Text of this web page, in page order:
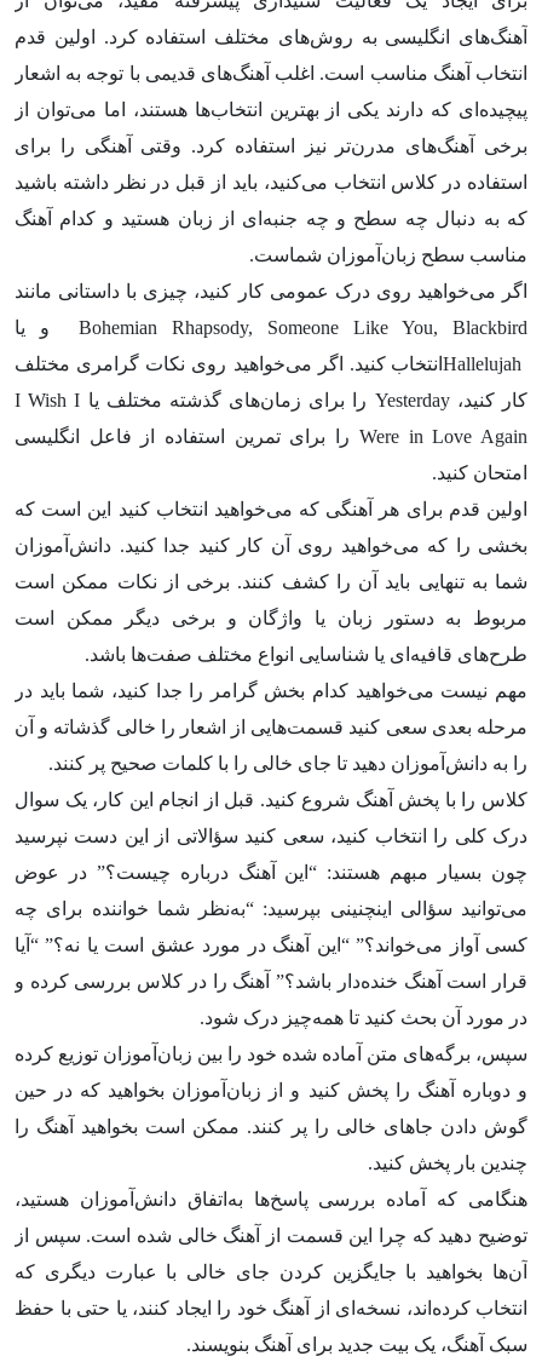
آهنگ‌های انگلیسی به روش‌های مختلف استفاده کرد. اولین قدم
انتخاب آهنگ مناسب است. اغلب آهنگ‌های قدیمی‌ با توجه به اشعار
پیچیده‌ای که دارند یکی از بهترین انتخاب‌ها هستند، اما می‌توان از
برخی آهنگ‌های مدرن‌تر نیز استفاده کرد. وقتی آهنگی را برای
استفاده در کلاس انتخاب می‌کنید، باید از قبل در نظر داشته باشید
که به دنبال چه سطح و چه جنبه‌ای از زبان هستید و کدام آهنگ
مناسب سطح زبان‌آموزان شماست.
اگر می‌خواهید روی درک عمومی کار کنید، چیزی با داستانی مانند
Bohemian Rhapsody, Someone Like You, Blackbird و یا
Hallelujahانتخاب کنید. اگر می‌خواهید روی نکات گرامری مختلف
کار کنید، Yesterday را برای زمان‌های گذشته مختلف یا I Wish I
Were in Love Again را برای تمرین استفاده از فاعل انگلیسی
امتحان کنید.
اولین قدم برای هر آهنگی که می‌خواهید انتخاب کنید این است که
بخشی را که می‌خواهید روی آن کار کنید جدا کنید. دانش‌آموزان
شما به تنهایی باید آن را کشف کنند. برخی از نکات ممکن است
مربوط به دستور زبان یا واژگان و برخی دیگر ممکن است
طرح‌های قافیه‌ای یا شناسایی انواع مختلف صفت‌ها باشد.
مهم نیست می‌خواهید کدام بخش گرامر را جدا کنید، شما باید در
مرحله بعدی سعی کنید قسمت‌هایی از اشعار را خالی گذشاته و آن
را به دانش‌آموزان دهید تا جای خالی را با کلمات صحیح پر کنند.
کلاس را با پخش آهنگ شروع کنید. قبل از انجام این کار، یک سوال
درک کلی را انتخاب کنید، سعی کنید سؤالاتی از این دست نپرسید
چون بسیار مبهم هستند: “این آهنگ درباره چیست؟” در عوض
می‌توانید سؤالی اینچنینی بپرسید: “به‌نظر شما خواننده برای چه
کسی آواز می‌خواند؟” “این آهنگ در مورد عشق است یا نه؟” “آیا
قرار است آهنگ خنده‌دار باشد؟” آهنگ را در کلاس بررسی کرده و
در مورد آن بحث کنید تا همه‌چیز درک شود.
سپس، برگه‌های متن آماده شده خود را بین زبان‌آموزان توزیع کرده
و دوباره آهنگ را پخش کنید و از زبان‌آموزان بخواهید که در حین
گوش دادن جاهای خالی را پر کنند. ممکن است بخواهید آهنگ را
چندین بار پخش کنید.
هنگامی که آماده بررسی پاسخ‌ها به‌اتفاق دانش‌آموزان هستید،
توضیح دهید که چرا این قسمت از آهنگ خالی شده است. سپس از
آن‌ها بخواهید با جایگزین کردن جای خالی با عبارت دیگری که
انتخاب کرده‌اند، نسخه‌ای از آهنگ خود را ایجاد کنند، یا حتی با حفظ
سبک آهنگ، یک بیت جدید برای آهنگ بنویسند.